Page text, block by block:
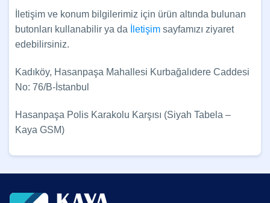
İletişim ve konum bilgilerimiz için ürün altında bulunan
butonları kullanabilir ya da
İletişim sayfamızı ziyaret
edebilirsiniz.
Kadıköy, Hasanpaşa Mahallesi Kurbağalıdere Caddesi
No: 76/B-İstanbul
Hasanpaşa Polis Karakolu Karşısı (Siyah Tabela –
Kaya GSM)